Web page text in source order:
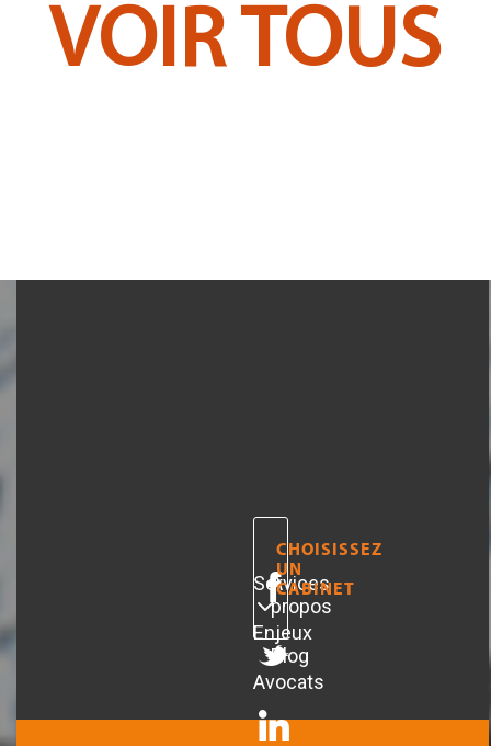
VOIR TOUS
Services
Enjeux
Avocats
A
propos
Blog
CHOISISSEZ
UN
CABINET